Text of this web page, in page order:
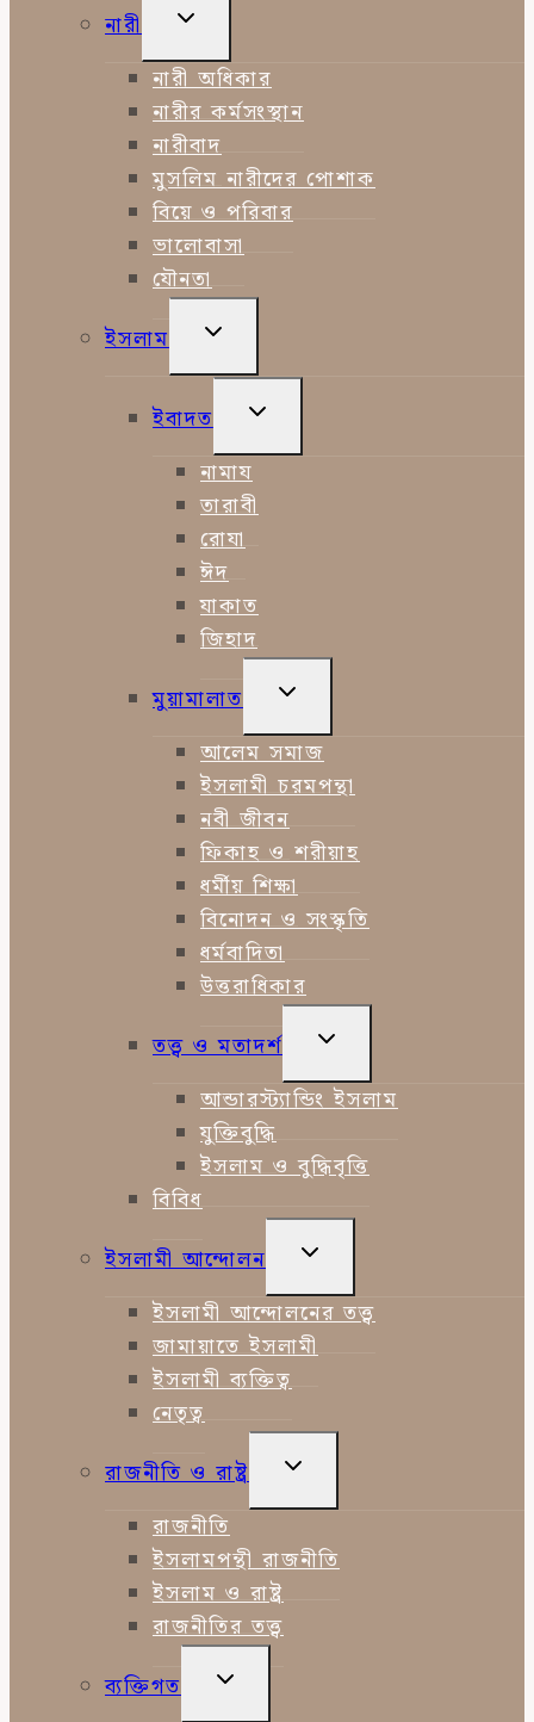
নারী
TOGGLE
MENU
নারী অধিকার
নারীর কর্মসংস্থান
নারীবাদ
মুসলিম নারীদের পোশাক
বিয়ে ও পরিবার
ভালোবাসা
যৌনতা
ইসলাম
TOGGLE
MENU
ইবাদত
TOGGLE
MENU
নামায
তারাবী
রোযা
ঈদ
যাকাত
জিহাদ
মুয়ামালাত
TOGGLE
MENU
আলেম সমাজ
ইসলামী চরমপন্থা
নবী জীবন
ফিকাহ ও শরীয়াহ
ধর্মীয় শিক্ষা
বিনোদন ও সংস্কৃতি
ধর্মবাদিতা
উত্তরাধিকার
তত্ত্ব ও মতাদর্শ
TOGGLE
MENU
আন্ডারস্ট্যান্ডিং ইসলাম
যুক্তিবুদ্ধি
ইসলাম ও বুদ্ধিবৃত্তি
বিবিধ
ইসলামী আন্দোলন
TOGGLE
MENU
ইসলামী আন্দোলনের তত্ত্ব
জামায়াতে ইসলামী
ইসলামী ব্যক্তিত্ব
নেতৃত্ব
রাজনীতি ও রাষ্ট্র
TOGGLE
রাজনীতি
ইসলামপন্থী রাজনীতি
ইসলাম ও রাষ্ট্র
রাজনীতির তত্ত্ব
ব্যক্তিগত
TOGGLE